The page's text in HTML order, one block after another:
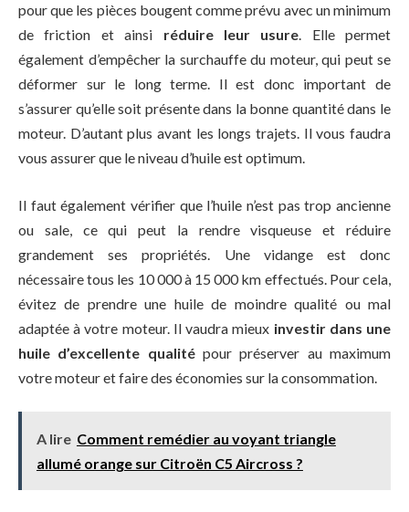
pour que les pièces bougent comme prévu avec un minimum
de friction et ainsi réduire leur usure. Elle permet
également d’empêcher la surchauffe du moteur, qui peut se
déformer sur le long terme. Il est donc important de
s’assurer qu’elle soit présente dans la bonne quantité dans le
moteur. D’autant plus avant les longs trajets. Il vous faudra
vous assurer que le niveau d’huile est optimum.
Il faut également vérifier que l’huile n’est pas trop ancienne
ou sale, ce qui peut la rendre visqueuse et réduire
grandement ses propriétés. Une vidange est donc
nécessaire tous les 10 000 à 15 000 km effectués. Pour cela,
évitez de prendre une huile de moindre qualité ou mal
adaptée à votre moteur. Il vaudra mieux investir dans une
huile d’excellente qualitépour préserver au maximum
votre moteur et faire des économies sur la consommation.
A lire Comment remédier au voyant triangle
allumé orange sur Citroën C5 Aircross ?